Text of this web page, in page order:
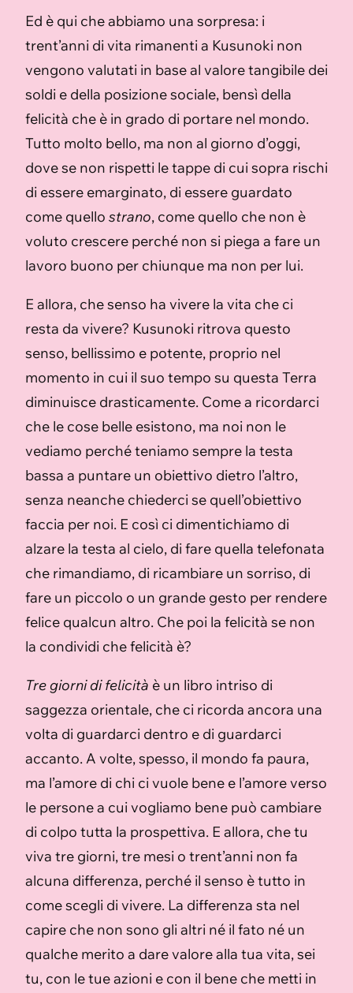
Ed è qui che abbiamo una sorpresa: i
trent’anni di vita rimanenti a Kusunoki non
vengono valutati in base al valore tangibile dei
soldi e della posizione sociale, bensì della
felicità che è in grado di portare nel mondo.
Tutto molto bello, ma non al giorno d’oggi,
dove se non rispetti le tappe di cui sopra rischi
di essere emarginato, di essere guardato
come quello strano, come quello che non è
voluto crescere perché non si piega a fare un
lavoro buono per chiunque ma non per lui.
E allora, che senso ha vivere la vita che ci
resta da vivere? Kusunoki ritrova questo
senso, bellissimo e potente, proprio nel
momento in cui il suo tempo su questa Terra
diminuisce drasticamente. Come a ricordarci
che le cose belle esistono, ma noi non le
vediamo perché teniamo sempre la testa
bassa a puntare un obiettivo dietro l’altro,
senza neanche chiederci se quell’obiettivo
faccia per noi. E così ci dimentichiamo di
alzare la testa al cielo, di fare quella telefonata
che rimandiamo, di ricambiare un sorriso, di
fare un piccolo o un grande gesto per rendere
felice qualcun altro. Che poi la felicità se non
la condividi che felicità è?
Tre giorni di felicità è un libro intriso di
saggezza orientale, che ci ricorda ancora una
volta di guardarci dentro e di guardarci
accanto. A volte, spesso, il mondo fa paura,
ma l’amore di chi ci vuole bene e l’amore verso
le persone a cui vogliamo bene può cambiare
di colpo tutta la prospettiva. E allora, che tu
viva tre giorni, tre mesi o trent’anni non fa
alcuna differenza, perché il senso è tutto in
come scegli di vivere. La differenza sta nel
capire che non sono gli altri né il fato né un
qualche merito a dare valore alla tua vita, sei
tu, con le tue azioni e con il bene che metti in